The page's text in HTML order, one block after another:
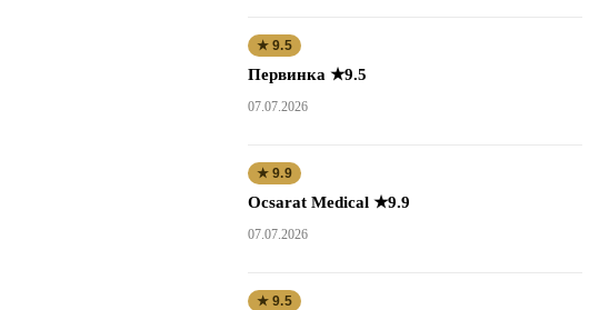
★ 9.5
Первинка ★9.5
07.07.2026
★ 9.9
Ocsarat Medical ★9.9
07.07.2026
★ 9.5